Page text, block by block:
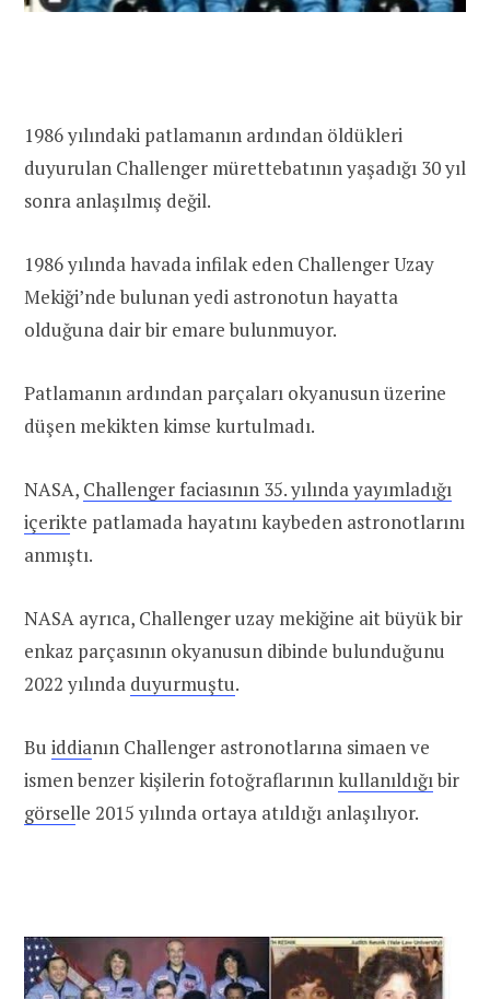
1986 yılındaki patlamanın ardından öldükleri
duyurulan Challenger mürettebatının yaşadığı 30 yıl
sonra anlaşılmış değil.
1986 yılında havada infilak eden Challenger Uzay
Mekiği’nde bulunan yedi astronotun hayatta
olduğuna dair bir emare bulunmuyor.
Patlamanın ardından parçaları okyanusun üzerine
düşen mekikten kimse kurtulmadı.
NASA, Challenger faciasının 35. yılında yayımladığı
içerikte patlamada hayatını kaybeden astronotlarını
anmıştı.
NASA ayrıca, Challenger uzay mekiğine ait büyük bir
enkaz parçasının okyanusun dibinde bulunduğunu
2022 yılında duyurmuştu.
Bu iddianın Challenger astronotlarına simaen ve
ismen benzer kişilerin fotoğraflarınınkullanıldığıbir
görselle 2015 yılında ortaya atıldığı anlaşılıyor.